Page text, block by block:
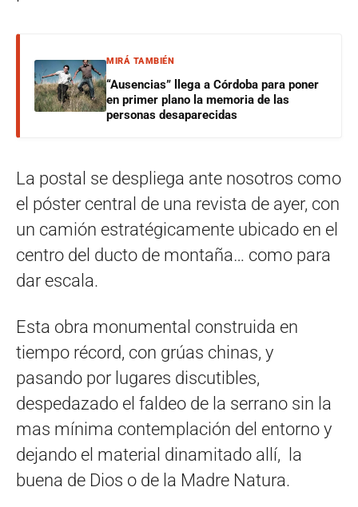
MIRÁ TAMBIÉN
“Ausencias” llega a Córdoba para poner
en primer plano la memoria de las
personas desaparecidas
La postal se despliega ante nosotros como
el póster central de una revista de ayer, con
un camión estratégicamente ubicado en el
centro del ducto de montaña… como para
dar escala.
Esta obra monumental construida en
tiempo récord, con grúas chinas, y
pasando por lugares discutibles,
despedazado el faldeo de la serrano sin la
mas mínima contemplación del entorno y
dejando el material dinamitado allí, la
buena de Dios o de la Madre Natura.